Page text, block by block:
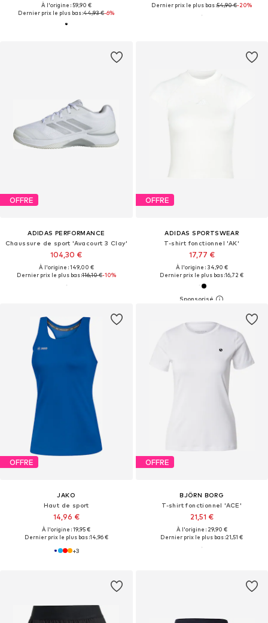
À l'origine : 59,90 €
Dernier prix le plus bas :44,93 €-6%
Dernier prix le plus bas :54,90 €-20%
OFFRE
ADIDAS PERFORMANCE
Chaussure de sport 'Avacourt 3 Clay'
104,30 €
À l'origine : 149,00 €
Dernier prix le plus bas :116,10 €-10%
OFFRE
ADIDAS SPORTSWEAR
T-shirt fonctionnel 'AK'
17,77 €
À l'origine : 34,90 €
Dernier prix le plus bas :16,72 €
OFFRE
JAKO
Haut de sport
14,96 €
À l'origine : 19,95 €
Dernier prix le plus bas :14,96 €
+3
OFFRE
BJÖRN BORG
T-shirt fonctionnel 'ACE'
21,51 €
À l'origine : 29,90 €
Dernier prix le plus bas :21,51 €